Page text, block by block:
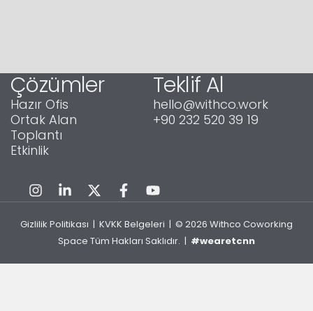
Çözümler
Hazır Ofis
Ortak Alan
Toplantı
Etkinlik
Teklif Al
hello@withco.work
+90 232 520 39 19
Gizlilik Politikası | KVKK Belgeleri | © 2026 Withco Coworking
Space Tüm Hakları Saklıdır. | #wearetcnn